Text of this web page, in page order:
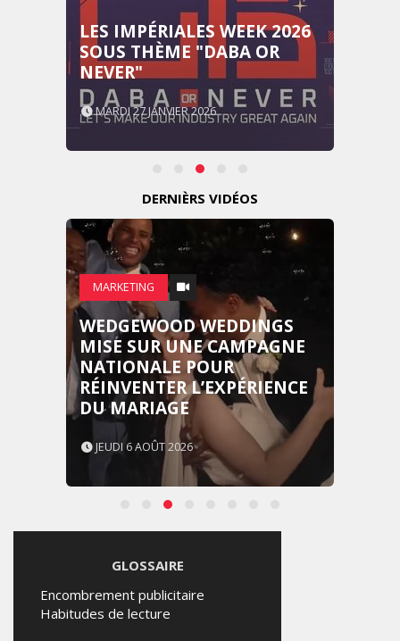
LES IMPÉRIALES WEEK 2026
SOUS THÈME "DABA OR
NEVER"
MARDI 27 JANVIER 2026
DERNIÈRS VIDÉOS
MARKETING
WEDGEWOOD WEDDINGS
MISE SUR UNE CAMPAGNE
NATIONALE POUR
RÉINVENTER L’EXPÉRIENCE
DU MARIAGE
JEUDI 6 AOÛT 2026
GLOSSAIRE
Encombrement publicitaire
Habitudes de lecture